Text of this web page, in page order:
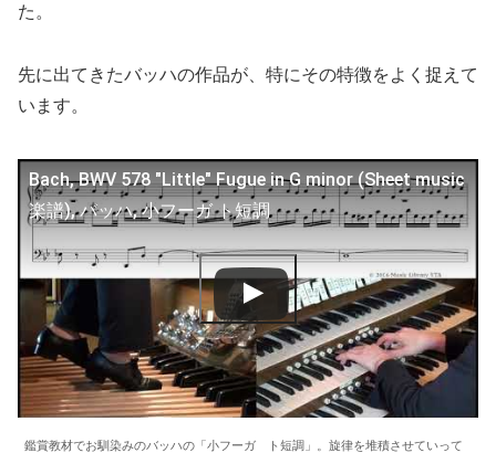
た。
先に出てきたバッハの作品が、特にその特徴をよく捉えて
います。
Bach, BWV 578 "Little" Fugue in G minor (Sheet music
楽譜), バッハ, 小フーガ ト短調
鑑賞教材でお馴染みのバッハの「小フーガ ト短調」。旋律を堆積させていって